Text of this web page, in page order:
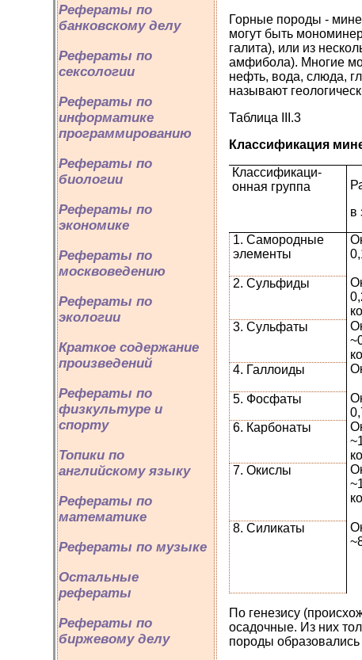
Рефераты по
банковскому делу
Рефераты по
сексологии
Рефераты по
информатике
программированию
Рефераты по
биологии
Рефераты по
экономике
Рефераты по
москвоведению
Рефераты по
экологии
Краткое содержание
произведений
Рефераты по
физкультуре и
спорту
Топики по
английскому языку
Рефераты по
математике
Рефераты по музыке
Остальные
рефераты
Рефераты по
биржевому делу
Горные породы -
могут быть
галита), или из
амфибола). Многие
нефть, вода, слюда,
называют
Таблица III.3
Классификация
Классификаци­
онная группа
в
1. Самородные
элементы
2. Сульфиды
3. Сульфаты
4. Галлоиды
5. Фосфаты
6. Карбонаты
7. Окислы
8. Силикаты
По генезису
осадочные. Из них
породы